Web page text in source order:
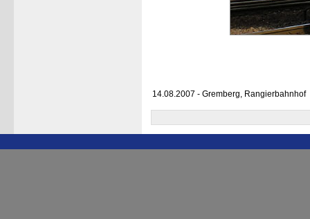
14.08.2007 - Gremberg, Rangierbahnhof